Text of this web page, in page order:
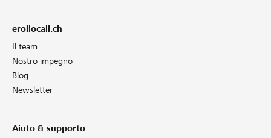
eroilocali.ch
Il team
Nostro impegno
Blog
Newsletter
Aiuto & supporto